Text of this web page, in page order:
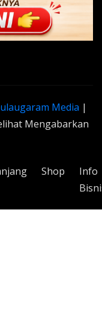
Media |
Mengabarkan
Shop
Info